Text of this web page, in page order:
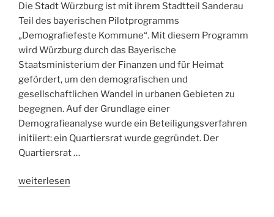
ländlich
geprägten
Kommunen
Bayerns“
Die Stadt Würzburg ist mit ihrem Stadtteil Sanderau
Teil des bayerischen Pilotprogramms
„Demografiefeste Kommune“. Mit diesem Programm
wird Würzburg durch das Bayerische
Staatsministerium der Finanzen und für Heimat
gefördert, um den demografischen und
gesellschaftlichen Wandel in urbanen Gebieten zu
begegnen. Auf der Grundlage einer
Demografieanalyse wurde ein Beteiligungsverfahren
initiiert: ein Quartiersrat wurde gegründet. Der
Quartiersrat …
„Pilotprogramm
weiterlesen